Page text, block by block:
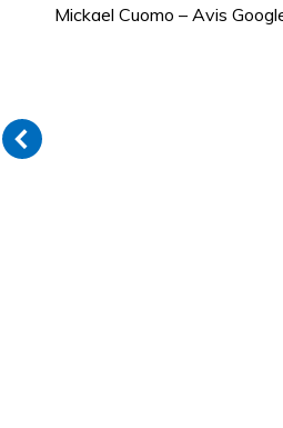
Mickael Cuomo – Avis